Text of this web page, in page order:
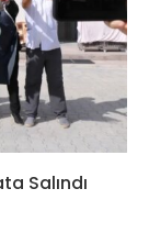
Salındı